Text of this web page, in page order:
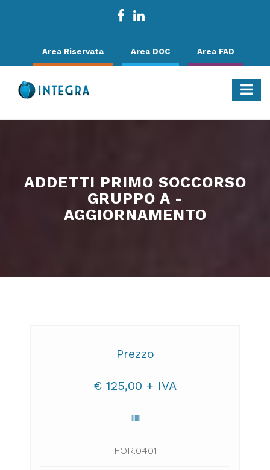
Area Riservata Area DOC Area FAD
ADDETTI PRIMO SOCCORSO
GRUPPO A -
AGGIORNAMENTO
Prezzo
€ 125,00 + IVA
FOR.0401